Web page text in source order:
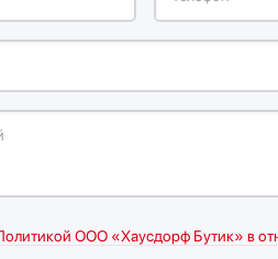
ООО «Хаусдорф Бутик» в